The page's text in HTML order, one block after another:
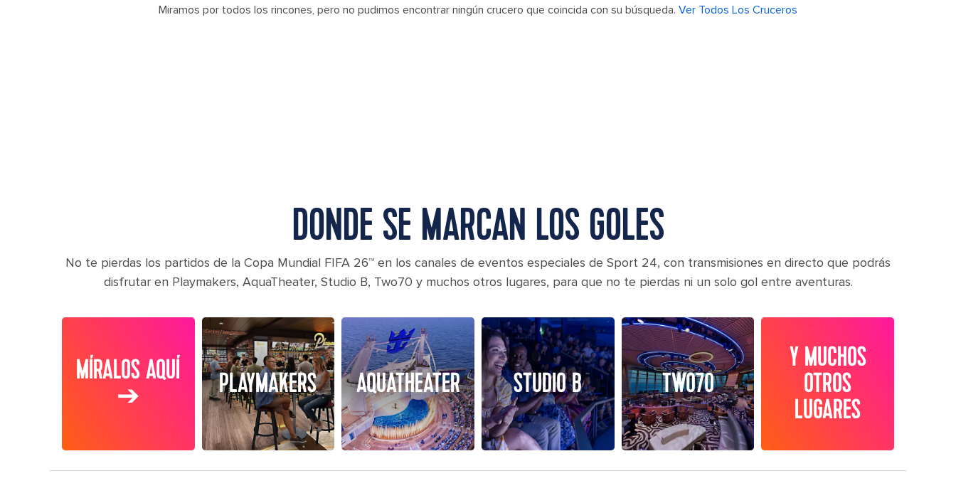
Miramos por todos los rincones, pero no pudimos encontrar ningún crucero que coincida con su búsqueda. Ver Todos Los Cruceros
DONDE SE MARCAN LOS GOLES
No te pierdas los partidos de la Copa Mundial FIFA 26™ en los canales de eventos especiales de Sport 24, con transmisiones en directo que podrás
disfrutar en Playmakers, AquaTheater, Studio B, Two70 y muchos otros lugares, para que no te pierdas ni un solo gol entre aventuras.
MÍRALOS AQUÍ
➔ PLAYMAKERS AQUATHEATER STUDIO B TWO70
Y MUCHOS
OTROS
LUGARES